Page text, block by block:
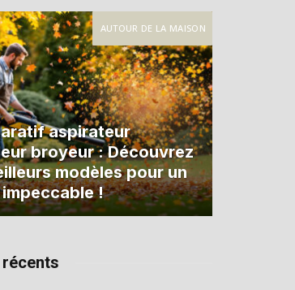
AUTOUR DE LA MAISON
aspirateur
broyeur : Découvrez
modèles pour un
!